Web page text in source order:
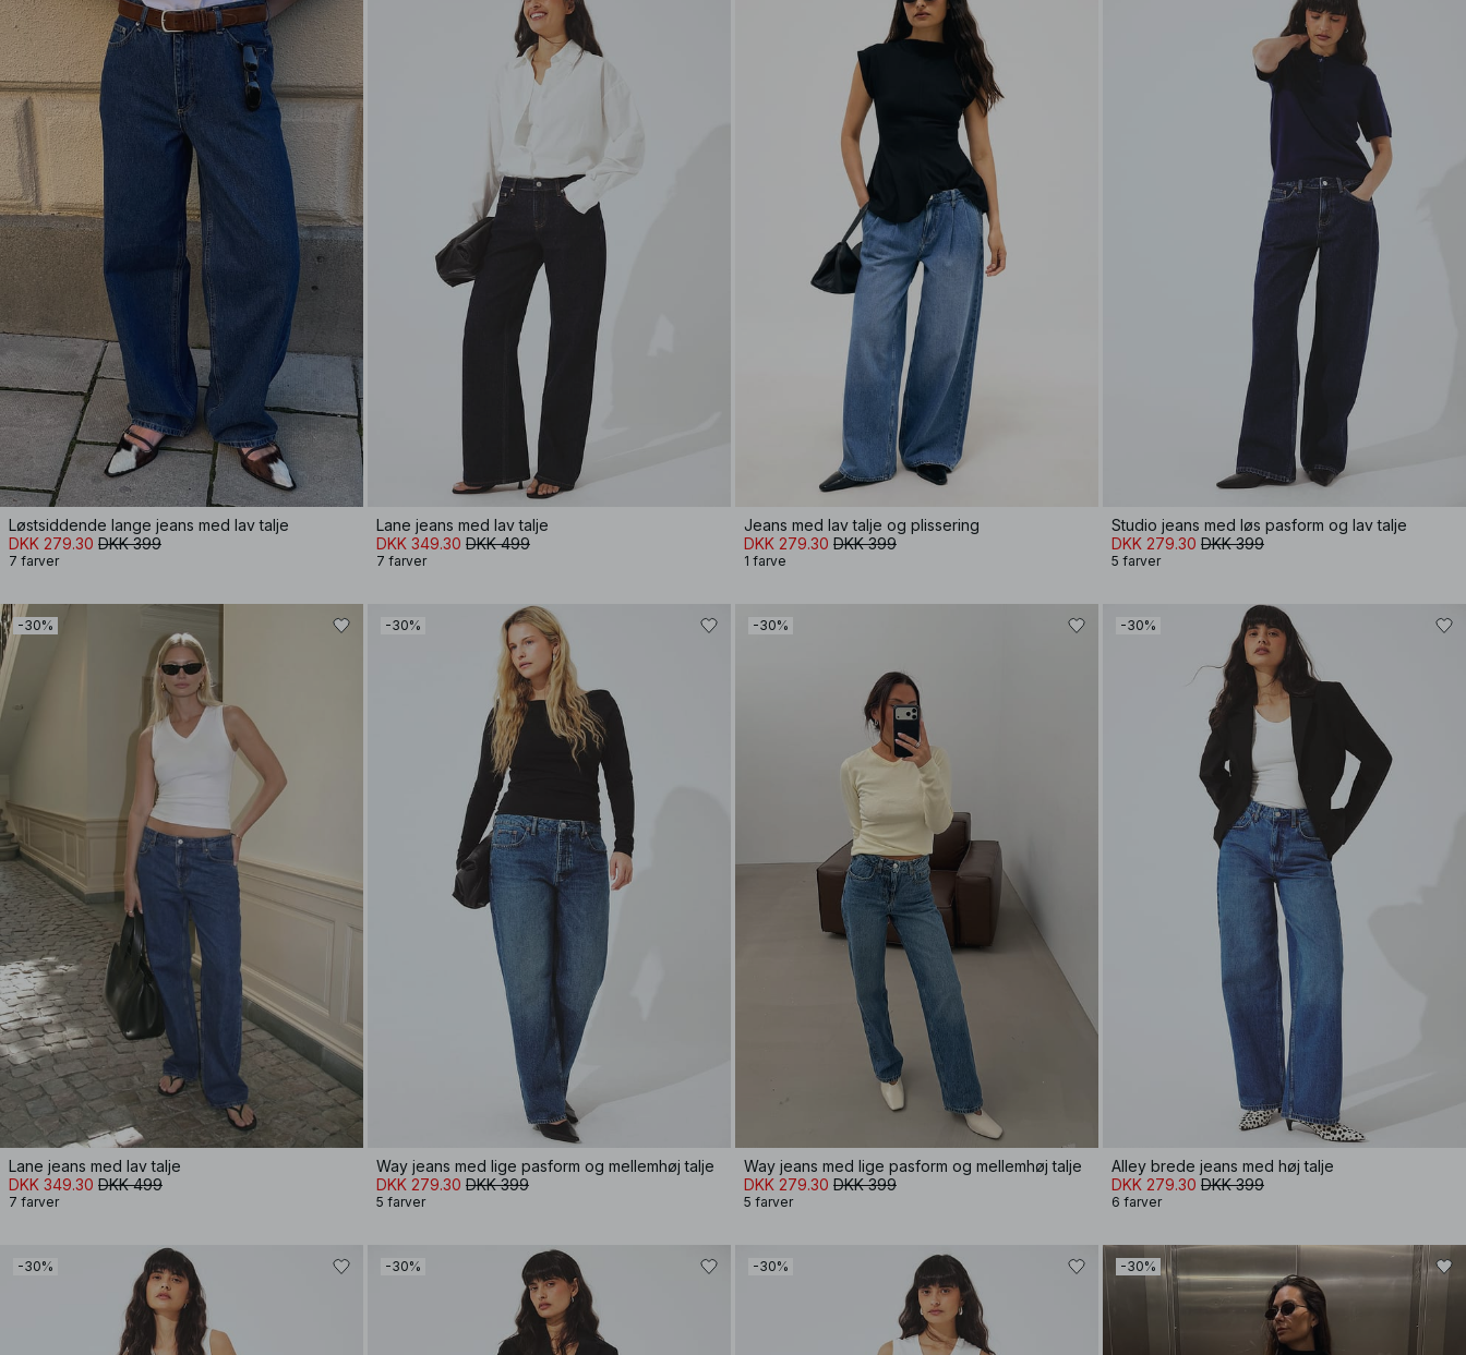
Løstsiddende lange jeans med lav talje
DKK 279.30 DKK 399
7 farver
Lane jeans med lav talje
DKK 349.30 DKK 499
7 farver
Jeans med lav talje og plissering
DKK 279.30 DKK 399
1 farve
Studio jeans med løs pasform og lav talje
DKK 279.30 DKK 399
5 farver
-30%
Lane jeans med lav talje
DKK 349.30 DKK 499
7 farver
-30%
Way jeans med lige pasform og mellemhøj talje
DKK 279.30 DKK 399
5 farver
-30%
Way jeans med lige pasform og mellemhøj talje
DKK 279.30 DKK 399
5 farver
-30%
Alley brede jeans med høj talje
DKK 279.30 DKK 399
6 farver
-30% -30% -30% -30%